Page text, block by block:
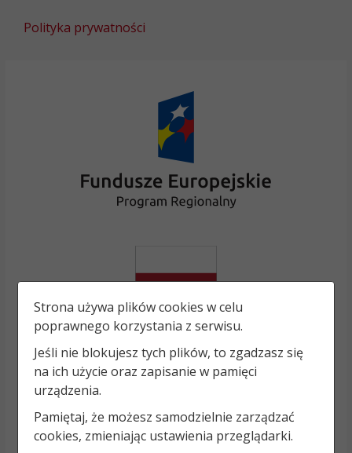
Polityka prywatności
Strona używa plików cookies w celu
poprawnego korzystania z serwisu.
Jeśli nie blokujesz tych plików, to zgadzasz się
na ich użycie oraz zapisanie w pamięci
urządzenia.
Pamiętaj, że możesz samodzielnie zarządzać
cookies, zmieniając ustawienia przeglądarki.